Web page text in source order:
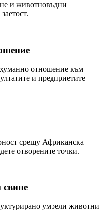
и животновъдни
отношение към
и предприетите
срещу Африканска
отворените точки.
свине
умрели животни